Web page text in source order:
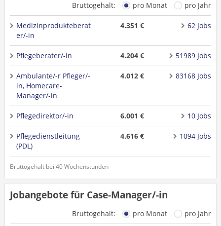
Bruttogehalt: pro Monat pro Jahr
Medizinprodukteberat
er/-in
4.351 € 62 Jobs
Pflegeberater/-in 4.204 € 51989 Jobs
Ambulante/-r Pfleger/-
in, Homecare-
Manager/-in
4.012 € 83168 Jobs
Pflegedirektor/-in 6.001 € 10 Jobs
Pflegedienstleitung
(PDL)
4.616 € 1094 Jobs
Bruttogehalt bei 40 Wochenstunden
Jobangebote für Case-Manager/-in
Bruttogehalt: pro Monat
pro Jahr